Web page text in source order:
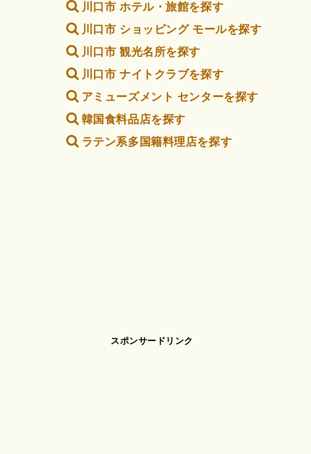
川口市 ホテル・旅館を探す
川口市 ショッピング モールを探す
川口市 観光名所を探す
川口市 ナイトクラブを探す
アミューズメント センターを探す
韓国食料品店を探す
ラテン系多国籍料理店を探す
スポンサードリンク